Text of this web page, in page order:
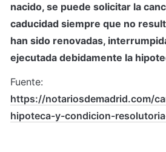
nacido, se puede solicitar la
caducidad siempre que no
han sido renovadas,
ejecutada debidamente la
https://notariosdemadrid.com/
hipoteca-y-condicion-